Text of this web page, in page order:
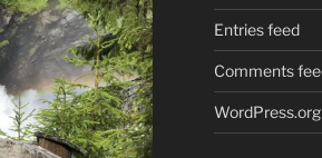
Entries feed
Comments
WordPress.org